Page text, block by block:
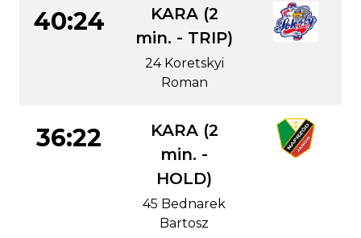
40:24
KARA (2
min. - TRIP)
24 Koretskyi
Roman
36:22
KARA (2
min. -
HOLD)
45 Bednarek
Bartosz